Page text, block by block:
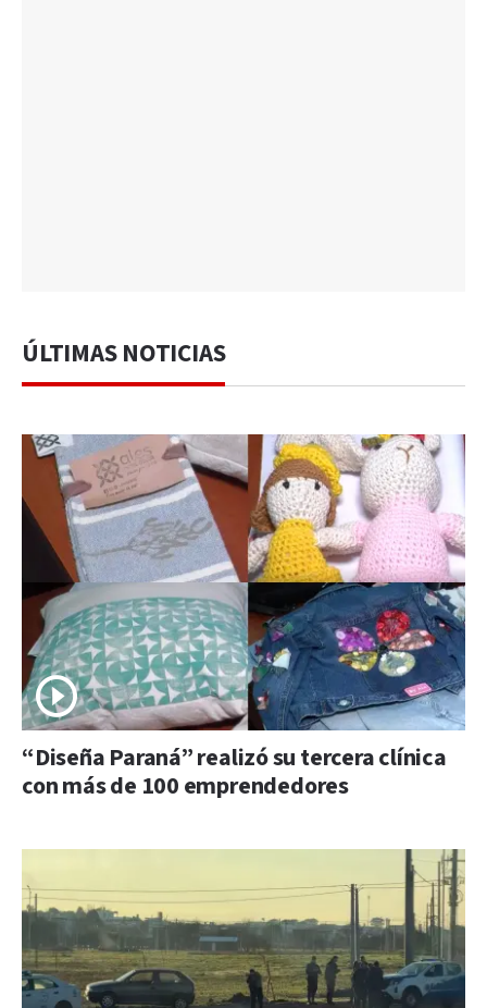
ÚLTIMAS NOTICIAS
“Diseña Paraná” realizó su tercera clínica
con más de 100 emprendedores